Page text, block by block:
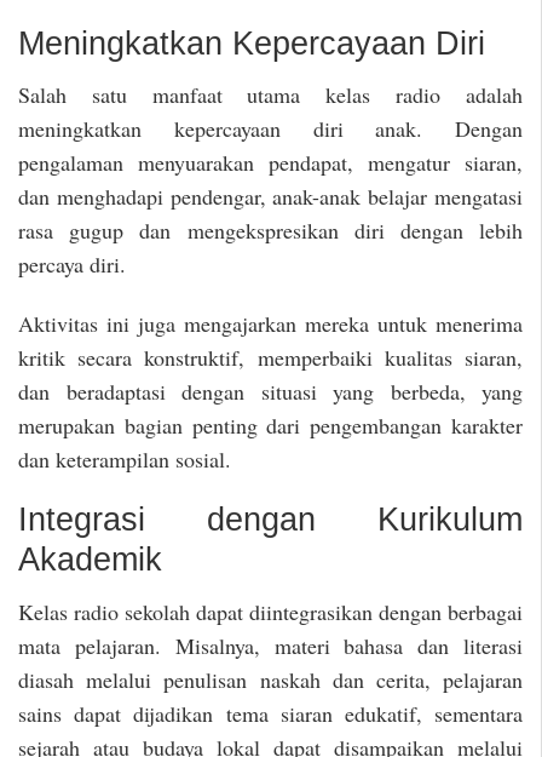
Meningkatkan Kepercayaan Diri
Salah satu manfaat utama kelas radio adalah
meningkatkan kepercayaan diri anak. Dengan
pengalaman menyuarakan pendapat, mengatur siaran,
dan menghadapi pendengar, anak-anak belajar mengatasi
rasa gugup dan mengekspresikan diri dengan lebih
percaya diri.
Aktivitas ini juga mengajarkan mereka untuk menerima
kritik secara konstruktif, memperbaiki kualitas siaran,
dan beradaptasi dengan situasi yang berbeda, yang
merupakan bagian penting dari pengembangan karakter
dan keterampilan sosial.
Integrasi dengan Kurikulum
Akademik
Kelas radio sekolah dapat diintegrasikan dengan berbagai
mata pelajaran. Misalnya, materi bahasa dan literasi
diasah melalui penulisan naskah dan cerita, pelajaran
sains dapat dijadikan tema siaran edukatif, sementara
sejarah atau budaya lokal dapat disampaikan melalui